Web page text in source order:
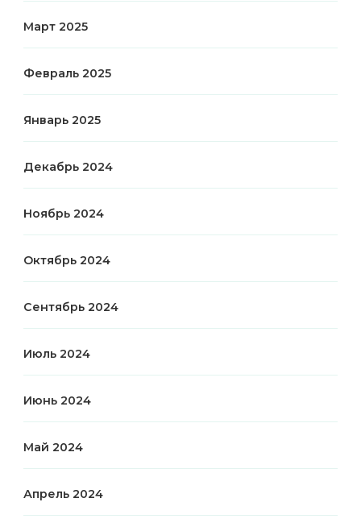
Март 2025
Февраль 2025
Январь 2025
Декабрь 2024
Ноябрь 2024
Октябрь 2024
Сентябрь 2024
Июль 2024
Июнь 2024
Май 2024
Апрель 2024